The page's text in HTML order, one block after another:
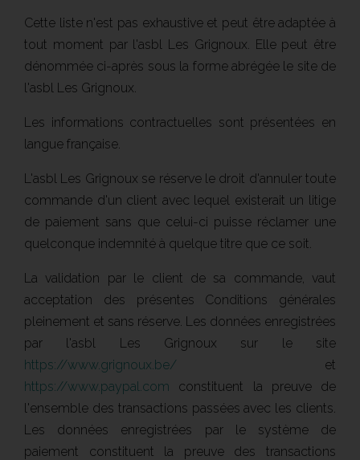
Cette liste n'est pas exhaustive et peut être adaptée à
tout moment par l'asbl Les Grignoux. Elle peut être
dénommée ci-après sous la forme abrégée le site de
l'asbl Les Grignoux.
Les informations contractuelles sont présentées en
langue française.
L'asbl Les Grignoux se réserve le droit d'annuler toute
commande d'un client avec lequel existerait un litige
de paiement sans que celui-ci puisse réclamer une
quelconque indemnité à quelque titre que ce soit.
La validation par le client de sa commande, vaut
acceptation des présentes Conditions générales
pleinement et sans réserve. Les données enregistrées
par l'asbl Les Grignoux sur le site
https://www.grignoux.be/ et
https://www.paypal.com constituent la preuve de
l'ensemble des transactions passées avec les clients.
Les données enregistrées par le système de
paiement constituent la preuve des transactions